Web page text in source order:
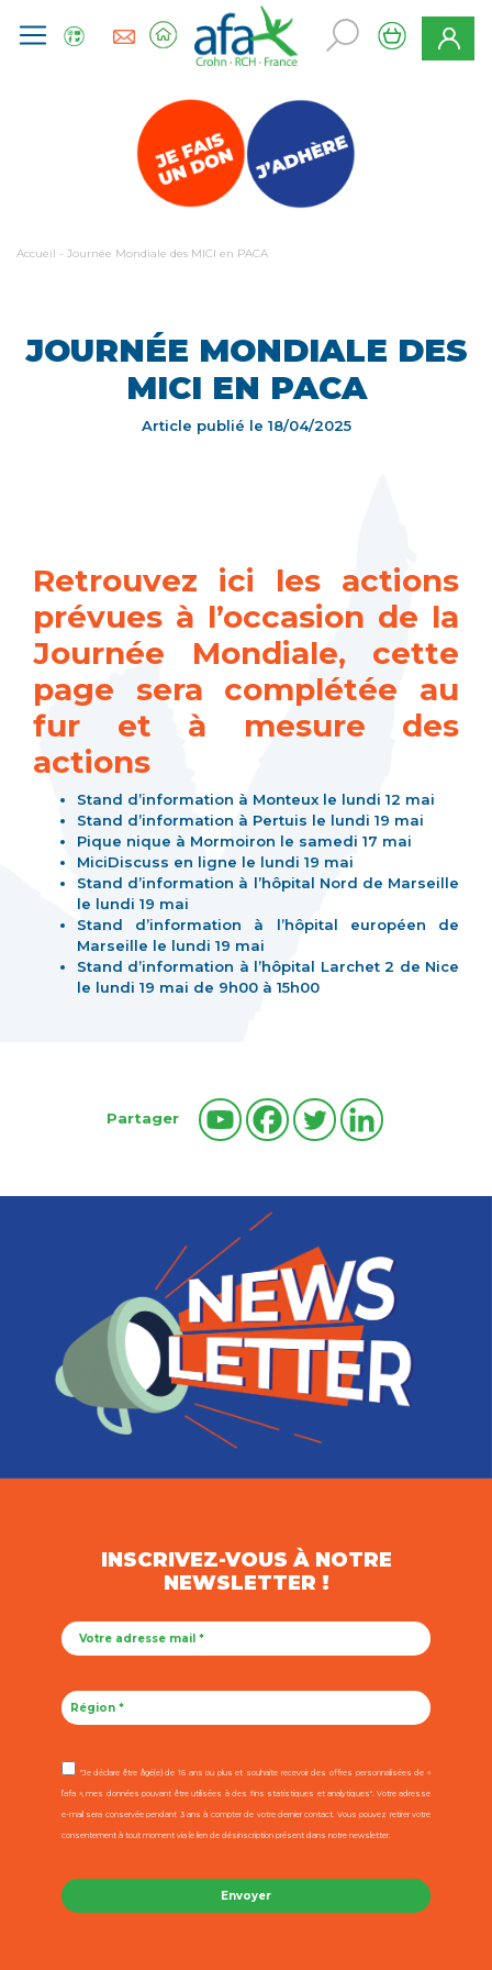
Accueil - Journée Mondiale des MICI en PACA
JOURNÉE MONDIALE DES
MICI EN PACA
Article publié le 18/04/2025
Retrouvez ici les actions
prévues à l’occasion de la
Journée Mondiale, cette
page sera complétée au
fur et à mesure des
actions
Stand d’information à Monteux le lundi 12 mai
Stand d’information à Pertuis le lundi 19 mai
Pique nique à Mormoiron le samedi 17 mai
MiciDiscuss en ligne le lundi 19 mai
Stand d’information à l’hôpital Nord de Marseille
le lundi 19 mai
Stand d’information à l’hôpital européen de
Marseille le lundi 19 mai
Stand d’information à l’hôpital Larchet 2 de Nice
le lundi 19 mai de 9h00 à 15h00
Partager
INSCRIVEZ-VOUS À NOTRE
NEWSLETTER !
"Je déclare être âgé(e) de 16 ans ou plus et souhaite recevoir des offres personnalisées de «
l’afa », mes données pouvant être utilisées à des fins statistiques et analytiques". Votre adresse
e-mail sera conservée pendant 3 ans à compter de votre dernier contact. Vous pouvez retirer votre
consentement à tout moment via le lien de désinscription présent dans notre newsletter.